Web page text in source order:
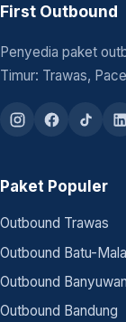
First Outbound
Penyedia paket
Timur: Trawas,
Paket Populer
Outbound Trawas
Outbound Batu-
Outbound
Outbound Bandung